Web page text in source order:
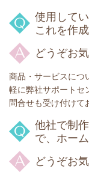
使用して
これを作
どうぞお
商品・サービスにつ
軽に弊社サポートセ
問合せも受け付けて
他社で制
で、ホー
どうぞお